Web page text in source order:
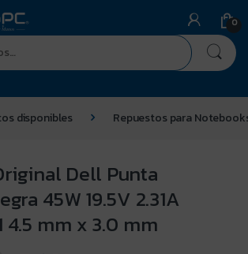
0
disponibles Repuestos para
Dell Punta
45W 19.5V 2.31A
4.5 mm x 3.0 mm